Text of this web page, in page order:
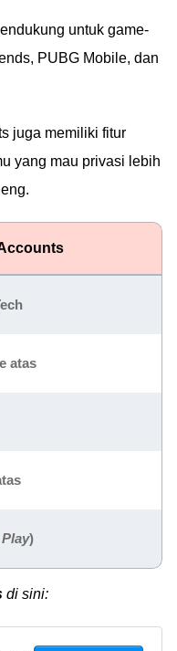
untuk game-
PUBG Mobile, dan
juga memiliki fitur
yang mau privasi lebih
atas
)
di sini: